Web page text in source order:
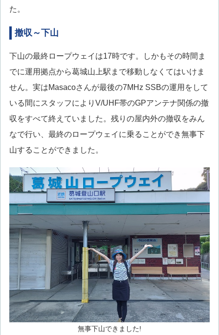
た。
撤収～下山
下山の最終ロープウェイは17時です。しかもその時間ま
でに運用拠点から葛城山上駅まで移動しなくてはいけま
せん。実はMasacoさんが最後の7MHz SSBの運用をして
いる間にスタッフによりV/UHF帯のGPアンテナ関係の撤
収をすべて終えていました。残りの屋内外の撤収をみん
なで行い、最終のロープウェイに乗ることができ無事下
山することができました。
無事下山できました!